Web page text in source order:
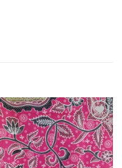
Ajouter
à la liste
de
souhaits